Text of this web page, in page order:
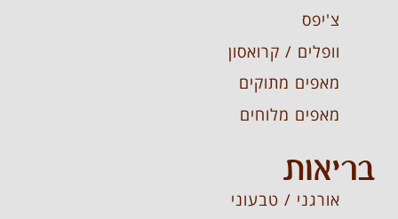
צ'יפס
וופלים / קרואסון
מאפים מתוקים
מאפים מלוחים
בריאות
אורגני / טבעוני